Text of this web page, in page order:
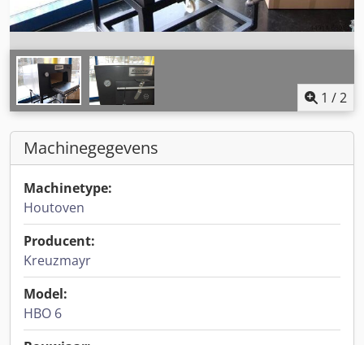
1 /2
Machinegegevens
Machinetype:
Houtoven
Producent:
Kreuzmayr
Model:
HBO 6